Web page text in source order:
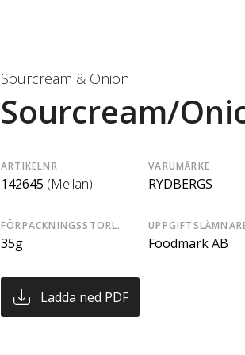
Sourcream & Onion
Sourcream/
ARTIKELNR
142645 (Mellan)
VARUMÄRKE
RYDBERGS
FÖRPACKNINGSSTORL.
35g Foodmark AB
Ladda ned PDF